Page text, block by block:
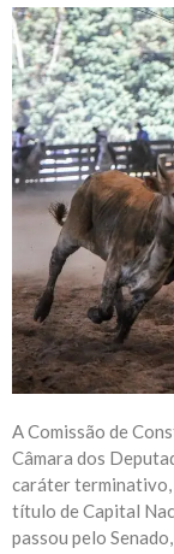
A Comissão de
Câmara dos
caráter terminativo,
título de Capital
passou pelo